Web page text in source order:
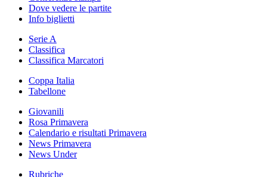
Dove vedere le partite
Info biglietti
Serie A
Classifica
Classifica Marcatori
Coppa Italia
Tabellone
Giovanili
Rosa Primavera
Calendario e risultati Primavera
News Primavera
News Under
Rubriche